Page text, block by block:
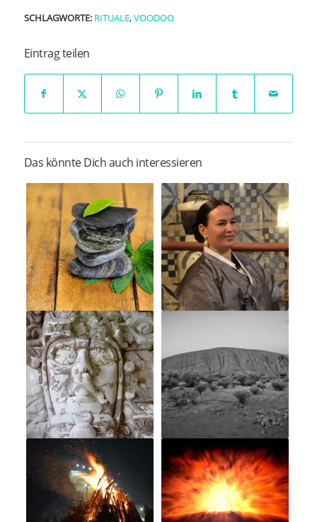
SCHLAGWORTE: RITUALE,VOODOO
Eintrag teilen
Das könnte Dich auch interessieren